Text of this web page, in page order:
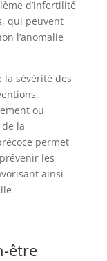
d’infertilité
qui peuvent
l’anomalie
sévérité des
ou
la
permet
les
ainsi
être